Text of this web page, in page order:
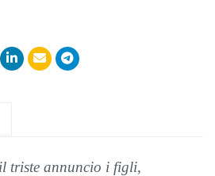
triste annuncio i figli,